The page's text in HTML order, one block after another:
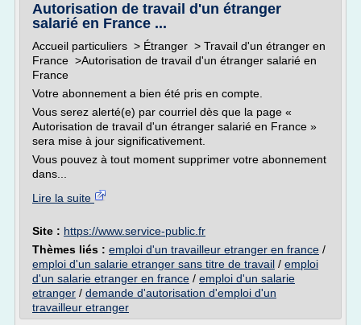
Autorisation de travail d'un étranger
salarié en France ...
Accueil particuliers > Étranger > Travail d'un étranger en
France >Autorisation de travail d'un étranger salarié en
France
Votre abonnement a bien été pris en compte.
Vous serez alerté(e) par courriel dès que la page «
Autorisation de travail d'un étranger salarié en France »
sera mise à jour significativement.
Vous pouvez à tout moment supprimer votre abonnement
dans...
Lire la suite
Site : https://www.service-public.fr
Thèmes liés : emploi d'un travailleur etranger en france /
emploi d'un salarie etranger sans titre de travail / emploi
d'un salarie etranger en france / emploi d'un salarie
etranger / demande d'autorisation d'emploi d'un
travailleur etranger